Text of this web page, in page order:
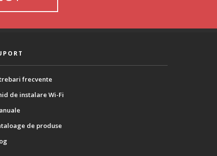
frecvente
de instalare Wi-Fi
de produse